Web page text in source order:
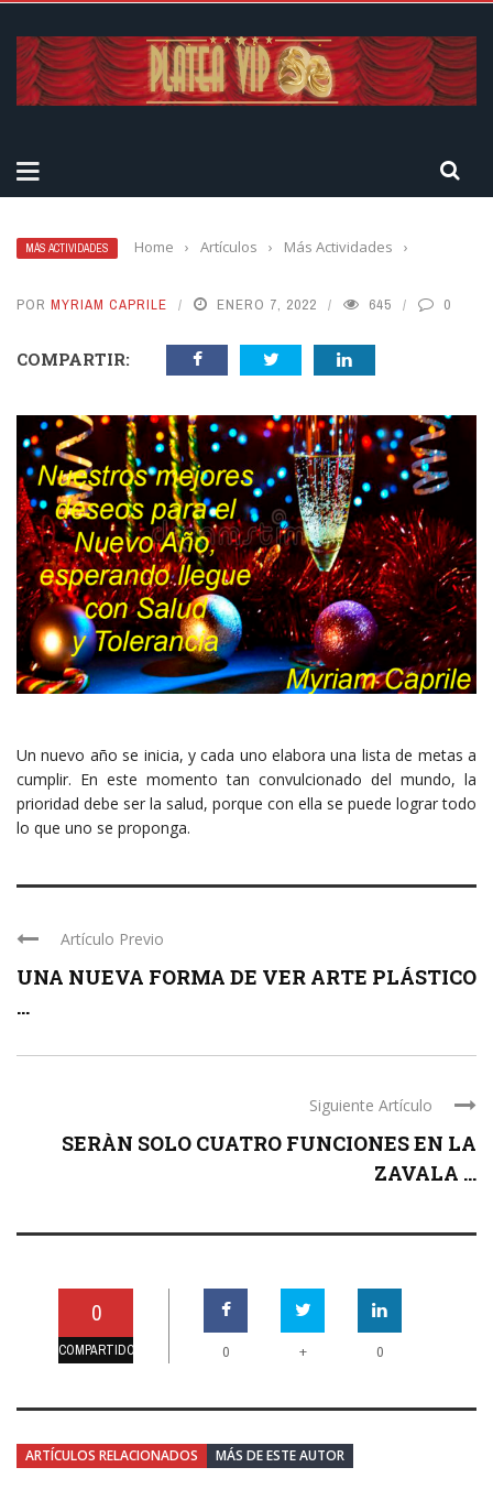
MÁS ACTIVIDADES Home › Artículos › Más Actividades ›
POR MYRIAM CAPRILE ENERO 7, 2022 645 0
COMPARTIR:
Un nuevo año se inicia, y cada uno elabora una lista de metas a
cumplir. En este momento tan convulcionado del mundo, la
prioridad debe ser la salud, porque con ella se puede lograr todo
lo que uno se proponga.
Artículo Previo
UNA NUEVA FORMA DE VER ARTE PLÁSTICO
...
Siguiente Artículo
SERÀN SOLO CUATRO FUNCIONES EN LA
ZAVALA ...
0
COMPARTIDO 0 + 0
ARTÍCULOS RELACIONADOS MÁS DE ESTE AUTOR